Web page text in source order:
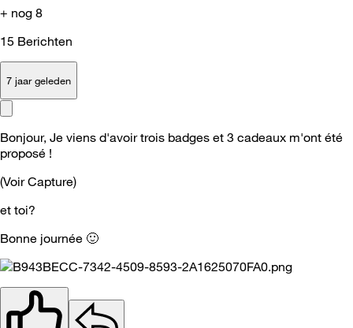
+ nog 8
15 Berichten
7 jaar geleden
Bonjour, Je viens d'avoir trois badges et 3 cadeaux m'ont été
proposé !
(Voir Capture)
et toi?
Bonne journée 🙂